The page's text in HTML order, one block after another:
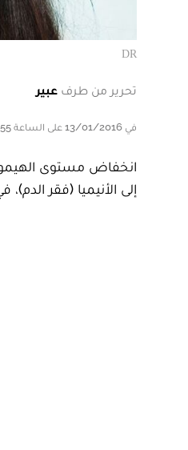
DR
تحرير من طرف عبير
في 13/01/2016 على الساعة 16:55
انخفاض مستوى
إلى الأنيميا (فقر